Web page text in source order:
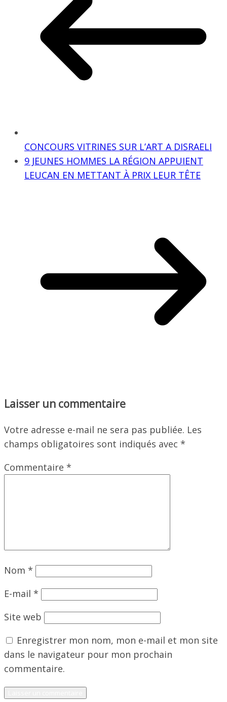
CONCOURS VITRINES SUR L’ART A DISRAELI
9 JEUNES HOMMES LA RÉGION APPUIENT
LEUCAN EN METTANT À PRIX LEUR TÊTE
Laisser un commentaire
Votre adresse e-mail ne sera pas publiée. Les
champs obligatoires sont indiqués avec *
Commentaire *
Nom *
E-mail *
Site web
Enregistrer mon nom, mon e-mail et mon site
dans le navigateur pour mon prochain
commentaire.